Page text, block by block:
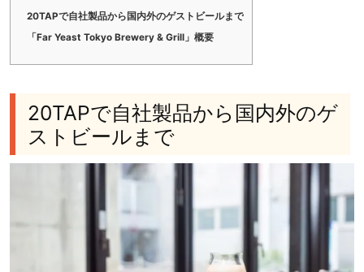
20TAPで自社製品から国内外のゲストビールまで
「Far Yeast Tokyo Brewery & Grill」概要
20TAPで自社製品から国内外のゲ
ストビールまで